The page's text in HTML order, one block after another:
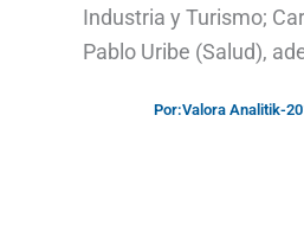
Industria y Turismo;
Pablo Uribe (Salud),
Por:Valora Analitik-